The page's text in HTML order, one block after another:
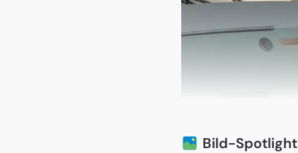
Bild-Spotlight